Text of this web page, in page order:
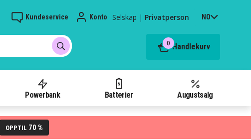
Kundeservice Konto Selskap | Privatperson NO
0 Handlekurv
Powerbank Batterier Augustsalg
OPPTIL 70 %